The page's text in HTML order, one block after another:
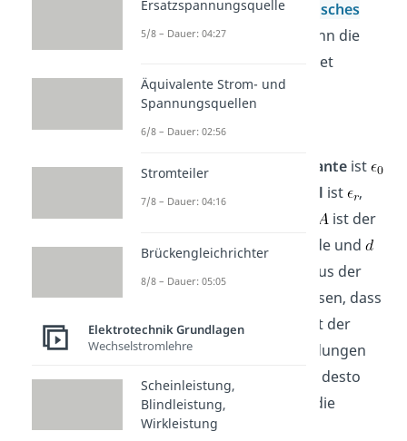
um einhomogenes elektrisches
Feld. Aufgrund dessen kann die
Kapazität auch so berechnet
werden:
Dieelektrische Feldkonstanteist
und die
Dielektrizitätszahl ist
,
ist der
Flächeninhalt der Elektrode und
der beiden. Aus der
letzten Formel lässt sich lesen, dass
je größer der Flächeninhalt der
Platten ist, desto mehr Ladungen
haben auf ihnen Platz und desto
größer ist demnach auch die
Kondensatorkapazität.
Ersatzspannungsquelle
5/8 – Dauer: 04:27
Äquivalente Strom- und
Spannungsquellen
6/8 – Dauer: 02:56
Stromteiler
7/8 – Dauer: 04:16
Brückengleichrichter
8/8 – Dauer: 05:05
Elektrotechnik Grundlagen
Wechselstromlehre
Scheinleistung,
Blindleistung,
Wirkleistung